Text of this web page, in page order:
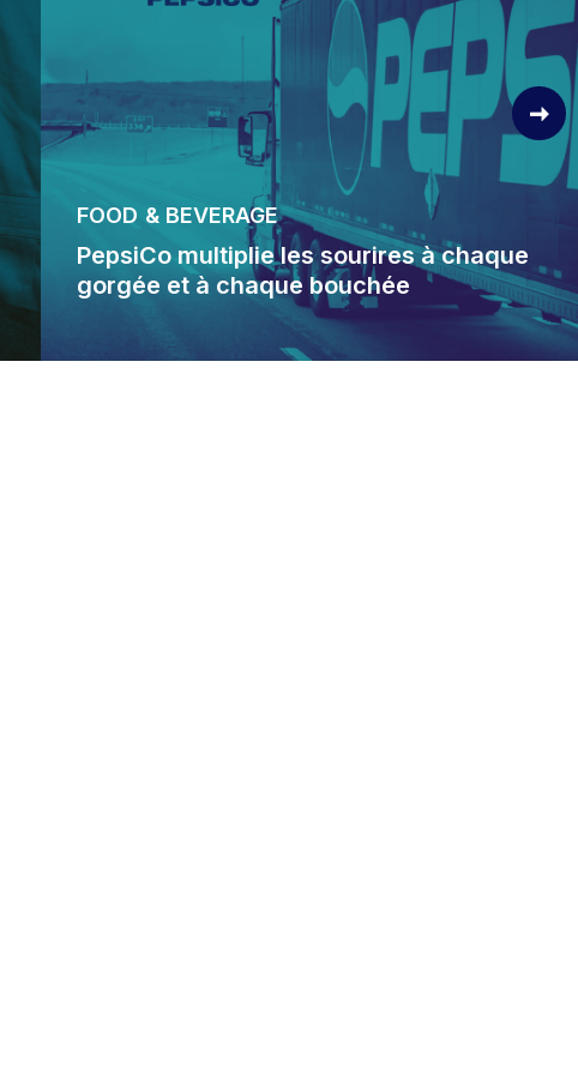
FOOD & BEVERAGE
PepsiCo multiplie les sourires à chaque
gorgée et à chaque bouchée